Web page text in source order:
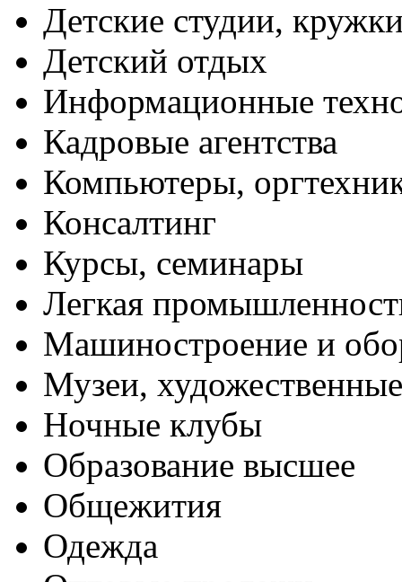
Детские студии,
Детский отдых
Информационные
Кадровые агентства
Компьютеры,
Консалтинг
Курсы, семинары
Легкая
Машиностроение и
Музеи,
Ночные клубы
Образование высшее
Общежития
Одежда